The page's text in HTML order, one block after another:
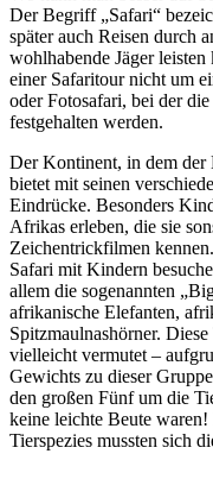
Der Begriff „Safari“
später auch Reisen durch
wohlhabende Jäger
einer Safaritour nicht um
oder Fotosafari, bei der
festgehalten werden.
Der Kontinent, in dem der
bietet mit seinen
Eindrücke. Besonders
Afrikas erleben, die sie
Zeichentrickfilmen
Safari mit Kindern
allem die sogenannten
afrikanische Elefanten,
Spitzmaulnashörner.
vielleicht vermutet –
Gewichts zu dieser
den großen Fünf um die
keine leichte Beute waren!
Tierspezies mussten sich